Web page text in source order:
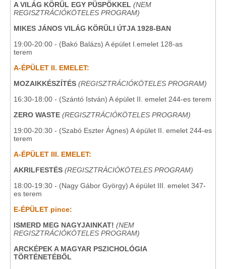
A VILÁG KÖRÜL EGY PÜSPÖKKEL (NEM
REGISZTRÁCIÓKÖTELES PROGRAM)
MIKES JÁNOS VILÁG KÖRÜLI ÚTJA 1928-BAN
19:00-20:00 - (Bakó Balázs) A épület I.emelet 128-as
terem
A-ÉPÜLET II. EMELET:
MOZAIKKÉSZÍTÉS (REGISZTRÁCIÓKÖTELES PROGRAM)
16:30-18:00 - (Szántó István) A épület II. emelet 244-es terem
ZERO WASTE (REGISZTRÁCIÓKÖTELES PROGRAM)
19:00-20:30 - (Szabó Eszter Ágnes) A épület II. emelet 244-es
terem
A-ÉPÜLET III. EMELET:
AKRILFESTÉS (REGISZTRÁCIÓKÖTELES PROGRAM)
18:00-19:30 - (Nagy Gábor György) A épület III. emelet 347-
es terem
E-ÉPÜLET pince:
ISMERD MEG NAGYJAINKAT! (NEM
REGISZTRÁCIÓKÖTELES PROGRAM)
ARCKÉPEK A MAGYAR PSZICHOLÓGIA
TÖRTÉNETÉBŐL